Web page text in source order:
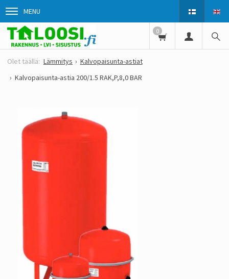
MENU
0
Lämmitys
Kalvopaisunta-astiat
Kalvopaisunta-astia 200/1.5 RAK,P,8,0 BAR